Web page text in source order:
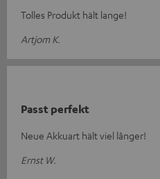
Tolles Produkt hält lange!
Artjom K.
Passt perfekt
Neue Akkuart hält viel lânger!
Ernst W.